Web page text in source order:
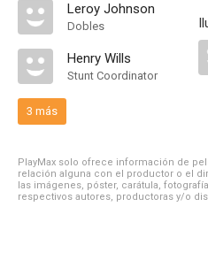
Leroy Johnson
Dobles
Henry Wills
Stunt Coordinator
3 más
PlayMax solo ofrece información de
relación alguna con el productor o el
las imágenes, póster, carátula,
respectivos autores, productoras y/o